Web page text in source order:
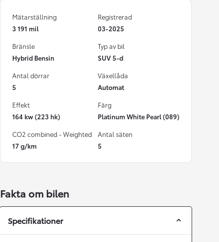
Mätarställning
3 191 mil
Registrerad
03-2025
Bränsle
Hybrid Bensin
Typ av bil
SUV 5-d
Antal dörrar
5
Växellåda
Automat
Effekt
164 kw (223 hk)
Färg
Platinum White Pearl (089)
CO2 combined - Weighted
17 g/km
Antal säten
5
Fakta om bilen
Specifikationer